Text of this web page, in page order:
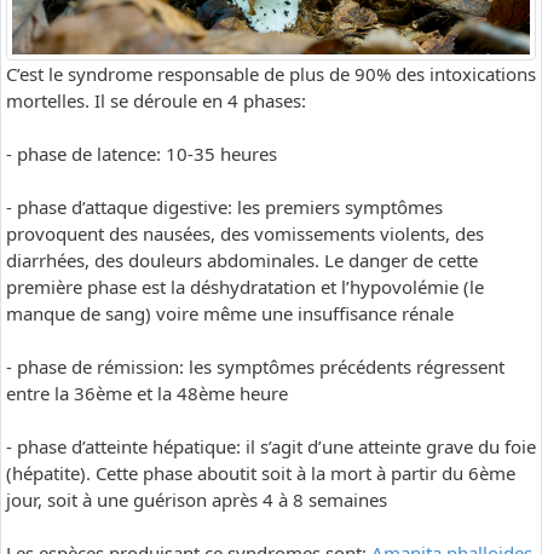
C’est le syndrome responsable de plus de 90% des intoxications
mortelles. Il se déroule en 4 phases:
- phase de latence: 10-35 heures
- phase d’attaque digestive: les premiers symptômes
provoquent des nausées, des vomissements violents, des
diarrhées, des douleurs abdominales. Le danger de cette
première phase est la déshydratation et l’hypovolémie (le
manque de sang) voire même une insuffisance rénale
- phase de rémission: les symptômes précédents régressent
entre la 36ème et la 48ème heure
- phase d’atteinte hépatique: il s’agit d’une atteinte grave du foie
(hépatite). Cette phase aboutit soit à la mort à partir du 6ème
jour, soit à une guérison après 4 à 8 semaines